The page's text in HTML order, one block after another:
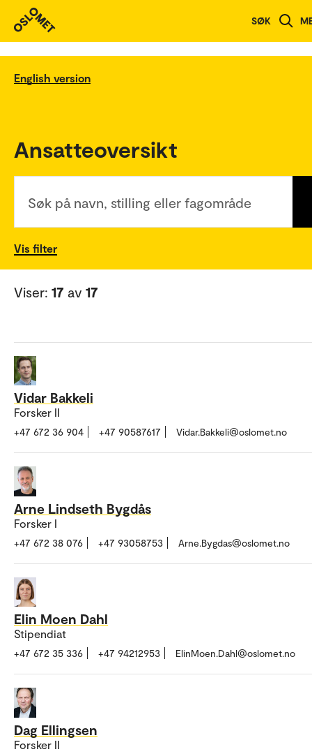
SØK
English version
Ansatteoversikt
Søk på navn, stilling eller fagområde
Vis filter
Viser: 17 av 17
Vidar Bakkeli
Forsker II
+47 672 36 904 +47 90587617 Vidar.Bakkeli@oslomet.no
Arne Lindseth Bygdås
Forsker I
+47 672 38 076 +47 93058753 Arne.Bygdas@oslomet.no
Elin Moen Dahl
Stipendiat
+47 672 35 336 +47 94212953 ElinMoen.Dahl@oslomet.no
Dag Ellingsen
Forsker II